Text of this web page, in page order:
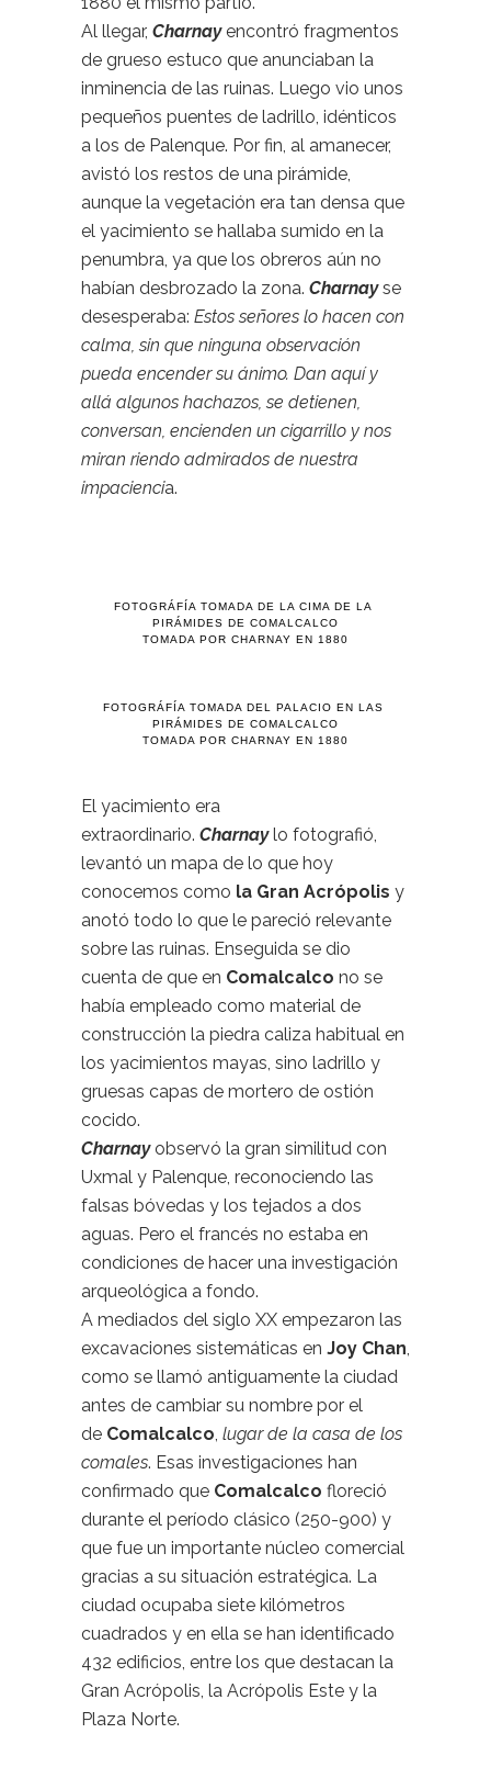
Al llegar, Charnayencontró fragmentos
de grueso estuco que anunciaban la
inminencia de las ruinas. Luego vio unos
pequeños puentes de ladrillo, idénticos
a los de Palenque. Por fin, al amanecer,
avistó los restos de una pirámide,
aunque la vegetación era tan densa que
el yacimiento se hallaba sumido en la
penumbra, ya que los obreros aún no
habían desbrozado la zona. Charnayse
desesperaba: Estos señores lo hacen con
calma, sin que ninguna observación
pueda encender su ánimo. Dan aquí y
allá algunos hachazos, se detienen,
conversan, encienden un cigarrillo y nos
miran riendo admirados de nuestra
impaciencia.
FOTOGRÁFÍA TOMADA DE LA CIMA DE LA
PIRÁMIDES DE COMALCALCO
TOMADA POR CHARNAY EN 1880
FOTOGRÁFÍA TOMADA DEL PALACIO EN LAS
PIRÁMIDES DE COMALCALCO
TOMADA POR CHARNAY EN 1880
El yacimiento era
extraordinario. Charnaylo fotografió,
levantó un mapa de lo que hoy
conocemos como la Gran Acrópolis y
anotó todo lo que le pareció relevante
sobre las ruinas. Enseguida se dio
cuenta de que en Comalcalco no se
había empleado como material de
construcción la piedra caliza habitual en
los yacimientos mayas, sino ladrillo y
gruesas capas de mortero de ostión
cocido.
Charnayobservó la gran similitud con
Uxmal y Palenque, reconociendo las
falsas bóvedas y los tejados a dos
aguas. Pero el francés no estaba en
condiciones de hacer una investigación
arqueológica a fondo.
A mediados del siglo XX empezaron las
excavaciones sistemáticas en Joy Chan,
como se llamó antiguamente la ciudad
antes de cambiar su nombre por el
de Comalcalco, lugar de la casa de los
comales. Esas investigaciones han
confirmado que Comalcalco floreció
durante el período clásico (250-900) y
que fue un importante núcleo comercial
gracias a su situación estratégica. La
ciudad ocupaba siete kilómetros
cuadrados y en ella se han identificado
432 edificios, entre los que destacan la
Gran Acrópolis, la Acrópolis Este y la
Plaza Norte.